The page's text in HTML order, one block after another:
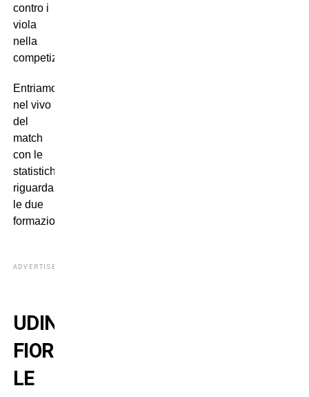
contro i
viola
nella
competizione.
Entriamo
nel vivo
del
match
con le
statistiche
riguardanti
le due
formazioni.
ADVERTISEMENT
UDINESE-
FIORENTINA:
LE